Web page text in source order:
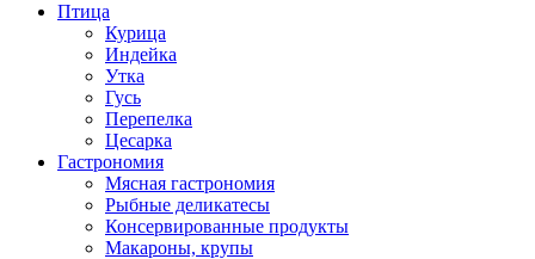
Птица
Курица
Индейка
Утка
Гусь
Перепелка
Цесарка
Гастрономия
Мясная гастрономия
Рыбные деликатесы
Консервированные продукты
Макароны, крупы